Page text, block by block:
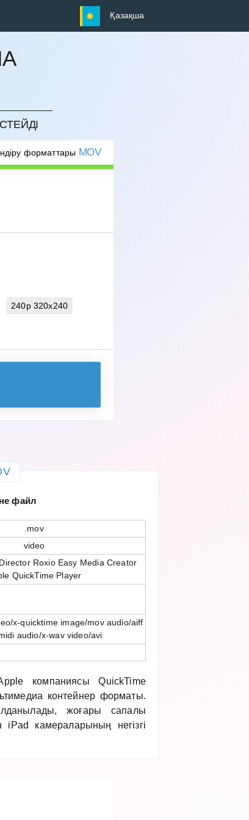
Қазақша
форматтары MOV
240p 320x240
файл
.mov
video
Roxio Easy Media Creator
QuickTime Player
x-quicktime image/mov audio/aiff
audio/x-wav video/avi
компаниясы QuickTime
контейнер форматы.
жоғары сапалы
камераларының негізгі